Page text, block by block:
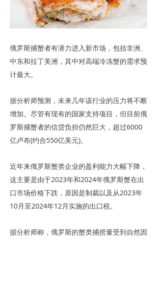
俄罗斯捕蟹者有潜力进入新市场，包括非洲、
中东和拉丁美洲，其中对高端冷冻蟹的需求预
计最大。
据分析师预测，未来几年该行业的压力将不断
增加。尽管有现有的国家支持项目，但目前俄
罗斯捕蟹者的信贷负担仍然巨大，超过6000
亿卢布(约合550亿美元)。
近年来俄罗斯蟹类企业的盈利能力大幅下降，
这主要是由于2023年和2024年俄罗斯蟹在出
口市场价格下跌，原因是制裁以及从2023年
10月至2024年12月实施的出口税。
据分析师称，俄罗斯的蟹类捕捞量受到自然因